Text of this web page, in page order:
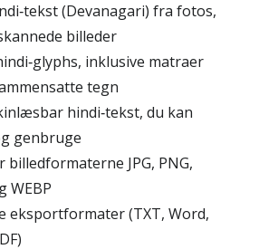
(Devanagari) fra fotos,
billeder
inklusive matraer
tegn
hindi‑tekst, du kan
genbruge
JPG, PNG,
WEBP
eksportformater (TXT, Word,